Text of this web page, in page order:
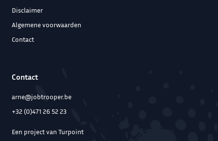
Disclaimer
Algemene voorwaarden
Contact
Contact
arne@jobtrooper.be
+32 (0)471 26 52 23
Een project van Turpoint